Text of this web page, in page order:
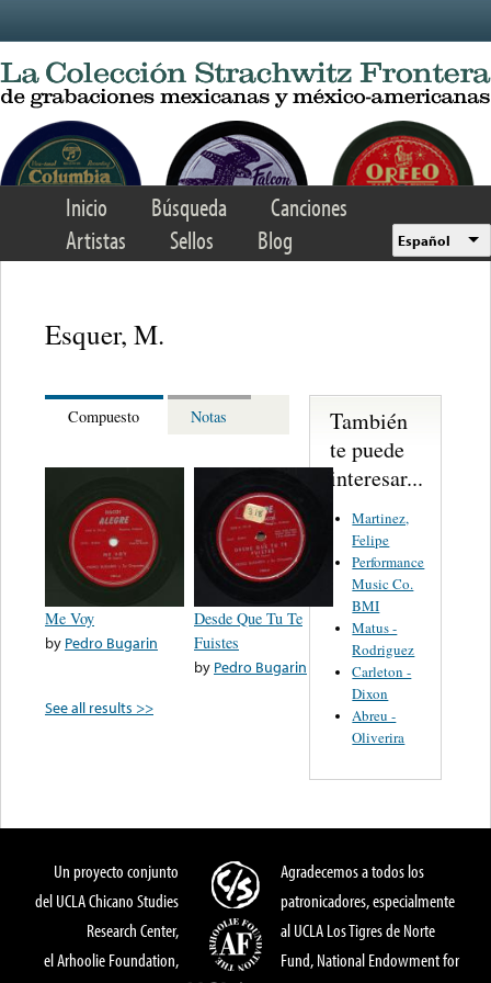
Inicio Búsqueda
Canciones
Artistas
Sellos Blog Español
Esquer, M.
Compuesto Notas
Me Voy
by Pedro Bugarin
Desde Que Tu Te
Fuistes
by Pedro Bugarin
See all results >>
También
te puede
interesar...
Martinez,
Felipe
Performance
Music Co.
BMI
Matus -
Rodriguez
Carleton -
Dixon
Abreu -
Oliverira
Un proyecto conjunto
del UCLA Chicano Studies
Research Center,
el Arhoolie Foundation,
Agradecemos a todos los
patronicadores, especialmente
al UCLA Los Tigres de Norte
Fund, National Endowment for